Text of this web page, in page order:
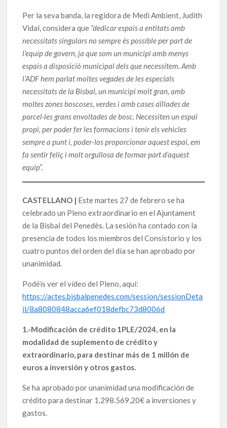
Per la seva banda, la regidora de Medi Ambient, Judith
Vidal, considera que “dedicar espais a entitats amb
necessitats singulars no sempre és possible per part de
l’equip de govern, ja que som un municipi amb menys
espais a disposició municipal dels que necessitem. Amb
l’ADF hem parlat moltes vegades de les especials
necessitats de la Bisbal, un municipi molt gran, amb
moltes zones boscoses, verdes i amb cases aïllades de
parcel·les grans envoltades de bosc. Necessiten un espai
propi, per poder fer les formacions i tenir els vehicles
sempre a punt i, poder-los proporcionar aquest espai, em
fa sentir feliç i molt orgullosa de formar part d’aquest
equip”.
CASTELLANO | Este martes 27 de febrero se ha
celebrado un Pleno extraordinario en el Ajuntament
de la Bisbal del Penedès. La sesión ha contado con la
presencia de todos los miembros del Consistorio y los
cuatro puntos del orden del día se han aprobado por
unanimidad.
Podéis ver el vídeo del Pleno, aquí:
https://actes.bisbalpenedes.com/session/sessionDeta
il/8a8080848acca6ef018defbc73d8006d
1.-Modificación de crédito 1PLE/2024, en la
modalidad de suplemento de crédito y
extraordinario, para destinar más de 1 millón de
euros a inversión y otros gastos.
Se ha aprobado por unanimidad una modificación de
crédito para destinar 1.298.569,20€ a inversiones y
gastos.